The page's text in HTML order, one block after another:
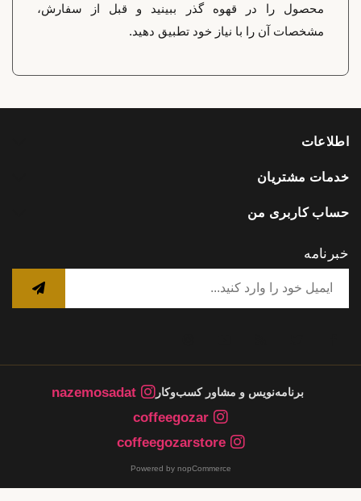
محصول را در قهوه گذر ببینید و قبل از سفارش،
مشخصات آن را با نیاز خود تطبیق دهید.
اطلاعات
خدمات مشتریان
حساب کاربری من
خبرنامه
برنامه‌نویس و مشاور کسب‌وکار
nazemosadat
coffeegozar
coffeegozarstore
Powered by nopCommerce